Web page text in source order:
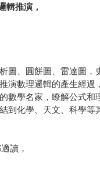
輯推演，
、圓餅圖、雷達圖，
數理邏輯的產生經過
學名家，瞭解公式和
化學、天文、科學等
讀，